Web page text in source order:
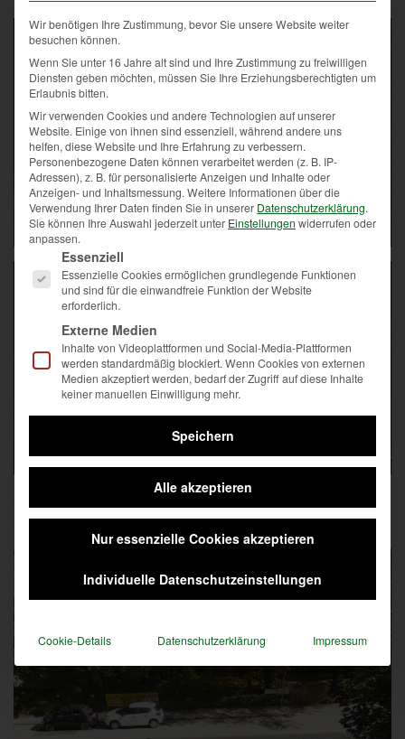
3 Stunden später, nächste Firma. Wieder Mensch am
Computer der der Maschine sagt, was wo wann!
Wir benötigen Ihre Zustimmung, bevor Sie unsere Website weiter
besuchen können.
Wenn Sie unter 16 Jahre alt sind und Ihre Zustimmung zu freiwilligen
Diensten geben möchten, müssen Sie Ihre Erziehungsberechtigten um
Erlaubnis bitten.
Wir verwenden Cookies und andere Technologien auf unserer
Website. Einige von ihnen sind essenziell, während andere uns
helfen, diese Website und Ihre Erfahrung zu verbessern.
Personenbezogene Daten können verarbeitet werden (z. B. IP-
Adressen), z. B. für personalisierte Anzeigen und Inhalte oder
Anzeigen- und Inhaltsmessung. Weitere Informationen über die
Verwendung Ihrer Daten finden Sie in unserer Datenschutzerklärung.
Sie können Ihre Auswahl jederzeit unter Einstellungen widerrufen oder
anpassen.
Es folgt eine Liste der Service-Gruppen, für die eine
Essenziell
Essenzielle Cookies ermöglichen grundlegende Funktionen
und sind für die einwandfreie Funktion der Website
erforderlich.
Externe Medien
Inhalte von Videoplattformen und Social-Media-Plattformen
werden standardmäßig blockiert. Wenn Cookies von externen
Medien akzeptiert werden, bedarf der Zugriff auf diese Inhalte
keiner manuellen Einwilligung mehr.
Speichern
Alle akzeptieren
Nur essenzielle Cookies akzeptieren
Individuelle Datenschutzeinstellungen
Cookie-Details Datenschutzerklärung Impressum